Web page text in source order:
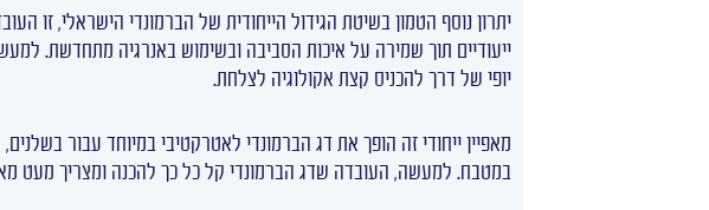
יתרון נוסף הטמון בשיטת הגידול הייחודית של הברמונדי הישראלי, זו
ייעודיים תוך שמירה על איכות הסביבה ובשימוש באנרגיה מתחדשת.
יופי של דרך להכניס קצת אקולוגיה לצלחת.
מאפיין ייחודי זה הופך את דג הברמונדי לאטרקטיבי במיוחד עבור
במטבח. למעשה, העובדה שדג הברמונדי קל כל כך להכנה ומצריך מעט